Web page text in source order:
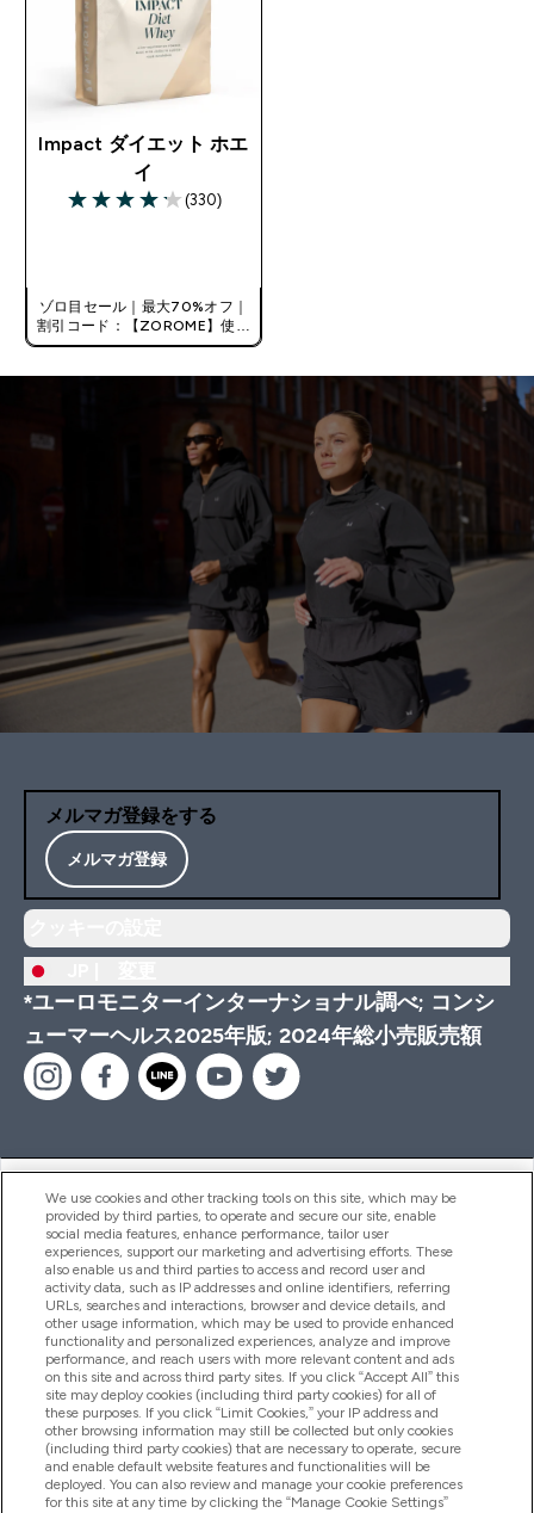
Impact ダイエット ホエ
イ
4.19 out of 5 stars
(330)
ゾロ目セール｜最大70%オフ｜
割引コード：【ZOROME】使用
で追加10%オフ！
メルマガ登録をする
メルマガ登録
*ユーロモニターインターナショナル調べ; コンシ
ューマーヘルス2025年版; 2024年総小売販売額
ヘルプ＆ガイド
商品について
会社概要
特典＆ポイント
We use cookies and other tracking tools on this site, which may be
provided by third parties, to operate and secure our site, enable
social media features, enhance performance, tailor user
experiences, support our marketing and advertising efforts. These
also enable us and third parties to access and record user and
activity data, such as IP addresses and online identifiers, referring
URLs, searches and interactions, browser and device details, and
other usage information, which may be used to provide enhanced
functionality and personalized experiences, analyze and improve
performance, and reach users with more relevant content and ads
on this site and across third party sites. If you click “Accept All” this
site may deploy cookies (including third party cookies) for all of
these purposes. If you click “Limit Cookies,” your IP address and
other browsing information may still be collected but only cookies
(including third party cookies) that are necessary to operate, secure
and enable default website features and functionalities will be
deployed. You can also review and manage your cookie preferences
for this site at any time by clicking the “Manage Cookie Settings”